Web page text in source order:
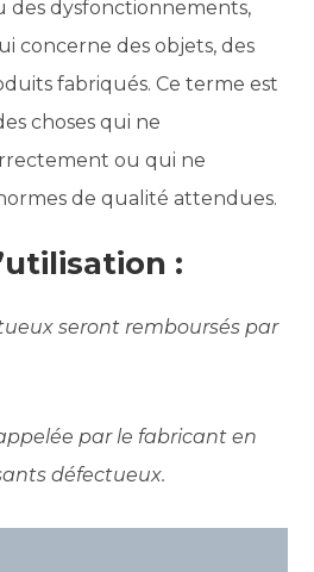
des dysfonctionnements,
concerne des objets, des
fabriqués. Ce terme est
choses qui ne
ou qui ne
de qualité attendues.
:
seront remboursés par
par le fabricant en
défectueux.